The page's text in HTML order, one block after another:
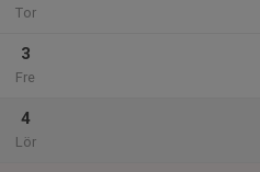
Tor
3
Fre
4
Lör